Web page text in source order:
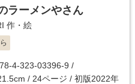
ラーメンやさん
作・絵
4-323-03396-9 /
/ 24ページ / 初版2022年